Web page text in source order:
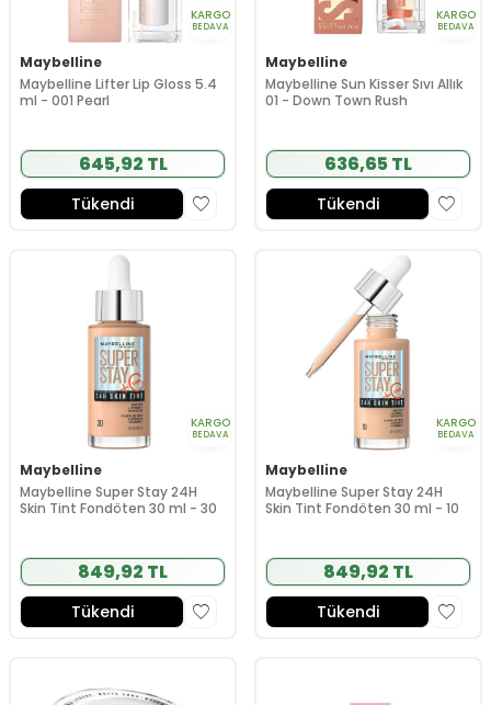
KARGO
BEDAVA
Maybelline
Maybelline Lifter Lip Gloss 5.4
ml - 001 Pearl
645,92 TL
Tükendi
KARGO
BEDAVA
Maybelline
Maybelline Sun Kisser Sıvı Allık
01 - Down Town Rush
636,65 TL
Tükendi
KARGO
BEDAVA
Maybelline
Maybelline Super Stay 24H
Skin Tint Fondöten 30 ml - 30
849,92 TL
Tükendi
KARGO
BEDAVA
Maybelline
Maybelline Super Stay 24H
Skin Tint Fondöten 30 ml - 10
849,92 TL
Tükendi